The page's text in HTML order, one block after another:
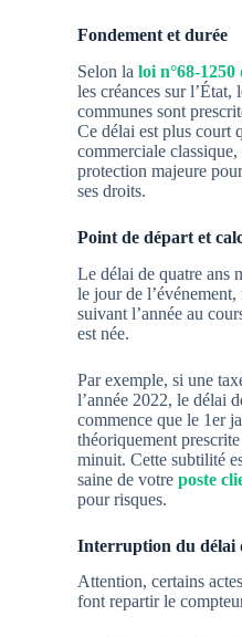
Fondement et durée
Selon la loi n°68-1250
les créances sur l’État,
communes sont
Ce délai est plus court
commerciale
protection majeure
ses droits.
Point de départ et
Le délai de quatre ans
le jour de l’événement,
suivant l’année au
est née.
Par exemple, si une
l’année 2022, le délai
commence que le 1er
théoriquement
minuit. Cette subtilité
saine de votre poste
pour risques.
Interruption du délai
Attention, certains
font repartir le